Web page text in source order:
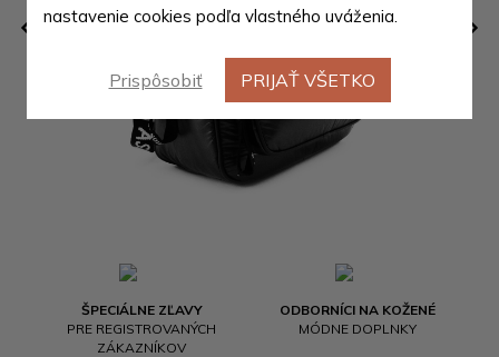
ŠPECIÁLNE ZĽAVY
PRE REGISTROVANÝCH
ZÁKAZNÍKOV
ODBORNÍCI NA KOŽENÉ
MÓDNE DOPLNKY
nastavenie cookies podľa vlastného uváženia.
Prispôsobiť PRIJAŤ VŠETKO